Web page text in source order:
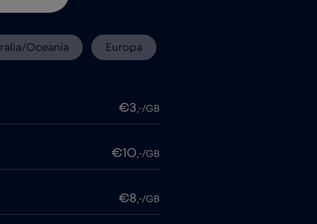
Oceania Europa
€3,-/GB
€10,-/GB
€8,-/GB